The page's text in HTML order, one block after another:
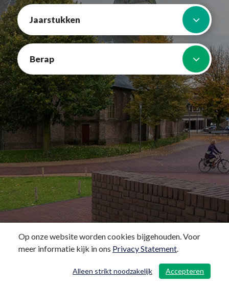
Jaarstukken
Berap
Op onze website worden cookies bijgehouden. Voor
meer informatie kijk in ons Privacy Statement.
Accepteren
Alleen strikt noodzakelijk